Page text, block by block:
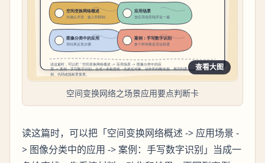
查看大图
空间变换网络之场景应用要点判断卡
读这篇时，可以把「空间变换网络概述 -> 应用场景 -
> 图像分类中的应用 -> 案例：手写数字识别」当成一